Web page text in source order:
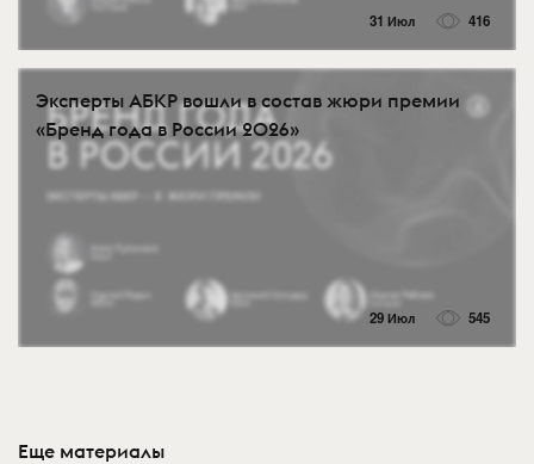
31 Июл 416
Эксперты АБКР вошли в состав жюри премии
«Бренд года в России 2026»
29 Июл 545
Еще материалы